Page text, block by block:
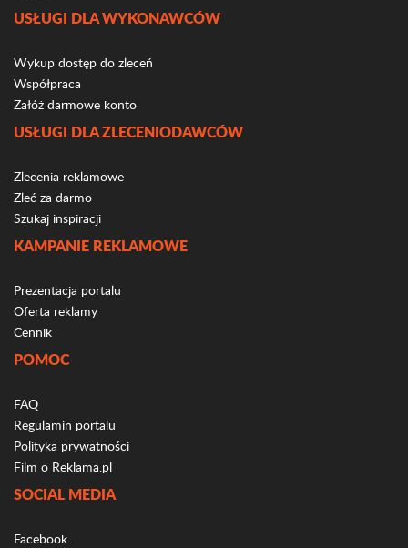
USŁUGI DLA WYKONAWCÓW
Wykup dostęp do zleceń
Współpraca
Załóż darmowe konto
USŁUGI DLA ZLECENIODAWCÓW
Zlecenia reklamowe
Zleć za darmo
Szukaj inspiracji
KAMPANIE REKLAMOWE
Prezentacja portalu
Oferta reklamy
Cennik
POMOC
FAQ
Regulamin portalu
Polityka prywatności
Film o Reklama.pl
SOCIAL MEDIA
Facebook